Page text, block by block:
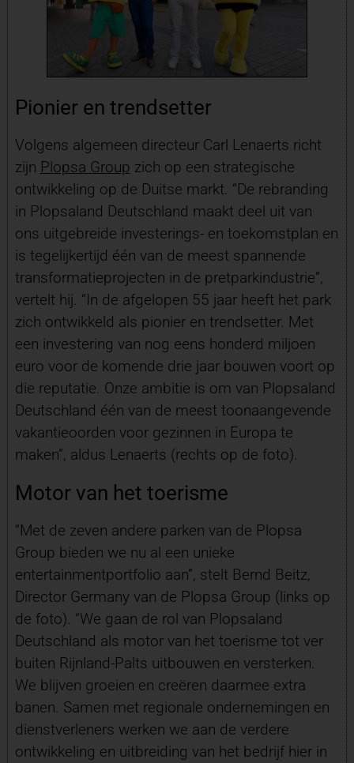
Pionier en trendsetter
Volgens algemeen directeur Carl Lenaerts richt
zijn Plopsa Group zich op een strategische
ontwikkeling op de Duitse markt. “De rebranding
in Plopsaland Deutschland maakt deel uit van
ons uitgebreide investerings- en toekomstplan en
is tegelijkertijd één van de meest spannende
transformatieprojecten in de pretparkindustrie”,
vertelt hij. “In de afgelopen 55 jaar heeft het park
zich ontwikkeld als pionier en trendsetter. Met
een investering van nog eens honderd miljoen
euro voor de komende drie jaar bouwen voort op
die reputatie. Onze ambitie is om van Plopsaland
Deutschland één van de meest toonaangevende
vakantieoorden voor gezinnen in Europa te
maken”, aldus Lenaerts (rechts op de foto).
Motor van het toerisme
“Met de zeven andere parken van de Plopsa
Group bieden we nu al een unieke
entertainmentportfolio aan”, stelt Bernd Beitz,
Director Germany van de Plopsa Group (links op
de foto). “We gaan de rol van Plopsaland
Deutschland als motor van het toerisme tot ver
buiten Rijnland-Palts uitbouwen en versterken.
We blijven groeien en creëren daarmee extra
banen. Samen met regionale ondernemingen en
dienstverleners werken we aan de verdere
ontwikkeling en uitbreiding van het bedrijf hier in